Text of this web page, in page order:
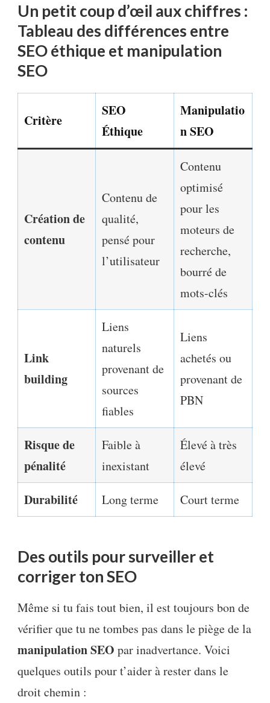
Un petit coup d’œil aux chiffres :
Tableau des différences entre
SEO éthique et manipulation
SEO
Critère
SEO
Éthique
Manipulatio
n SEO
Création de
contenu
Contenu de
qualité,
pensé pour
l’utilisateur
Contenu
optimisé
pour les
moteurs de
recherche,
bourré de
mots-clés
Link
building
Liens
naturels
provenant de
sources
fiables
Liens
achetés ou
provenant de
PBN
Risque de
pénalité
Faible à
inexistant
Élevé à très
élevé
Durabilité Long terme Court terme
Des outils pour surveiller et
corriger ton SEO
Même si tu fais tout bien, il est toujours bon de
vérifier que tu ne tombes pas dans le piège de la
manipulation SEO par inadvertance. Voici
quelques outils pour t’aider à rester dans le
droit chemin :